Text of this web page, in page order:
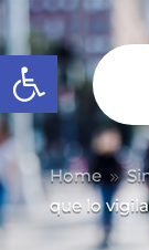
Abrir barra de
Home 9
que lo